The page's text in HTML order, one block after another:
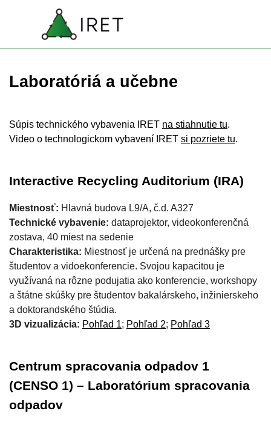
SK
EN
Preskočiť menu
Laboratóriá a učebne
Súpis technického vybavenia IRET na stiahnutie tu.
Video o technologickom vybavení IRET si pozriete tu.
Interactive Recycling Auditorium (IRA)
Miestnosť: Hlavná budova L9/A, č.d. A327
Technické vybavenie: dataprojektor, videokonferenčná
zostava, 40 miest na sedenie
Charakteristika: Miestnosť je určená na prednášky pre
študentov a vidoekonferencie. Svojou kapacitou je
využívaná na rôzne podujatia ako konferencie, workshopy
a štátne skúšky pre študentov bakalárskeho, inžinierskeho
a doktorandského štúdia.
3D vizualizácia: Pohľad 1; Pohľad 2; Pohľad 3
Centrum spracovania odpadov 1
(CENSO 1) – Laboratórium spracovania
odpadov